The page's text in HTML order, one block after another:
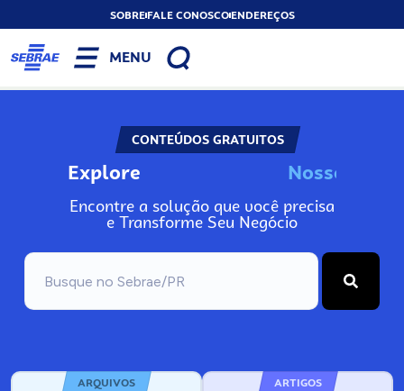
SOBREFALE CONOSCOENDEREÇOS
MENU
CONTEÚDOS GRATUITOS
Explore Nosso
Encontre a solução que você precisa
e Transforme Seu Negócio
ARQUIVOS ARTIGOS